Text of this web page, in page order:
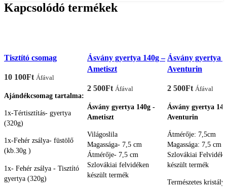
Kapcsolódó termékek
Tisztító csomag
10 100Ft Áfával
Ajándékcsomag tartalma:
1x-Tértisztítás- gyertya
(320g)
1x-Fehér zsálya- füstölő
(kb.30g )
1x- Fehér zsálya - Tisztító
gyertya (320g)
Ásvány gyertya 140g –
Ametiszt
2 500Ft Áfával
Ásvány gyertya 140g -
Ametiszt
Világoslila
Magassága- 7,5 cm
Átmérője- 7,5 cm
Szlovákiai felvidéken
készült termék
Ásvány gyertya
Aventurin
2 500Ft Áfával
Ásvány gyertya
Aventurin
Átmérője: 7,5cm
Magassága: 7,5 cm
Szlovákiai
készült termék
Természetes